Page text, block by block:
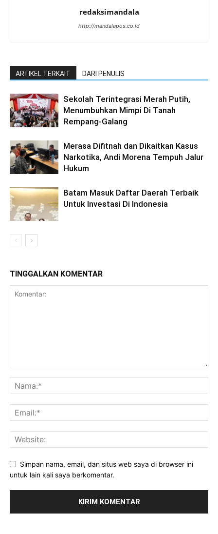
redaksimandala
http://mandalapos.co.id
ARTIKEL TERKAIT DARI PENULIS
Sekolah Terintegrasi Merah Putih,
Menumbuhkan Mimpi Di Tanah
Rempang-Galang
Merasa Difitnah dan Dikaitkan Kasus
Narkotika, Andi Morena Tempuh Jalur
Hukum
Batam Masuk Daftar Daerah Terbaik
Untuk Investasi Di Indonesia
TINGGALKAN KOMENTAR
Simpan nama, email, dan situs web saya di browser ini
untuk lain kali saya berkomentar.